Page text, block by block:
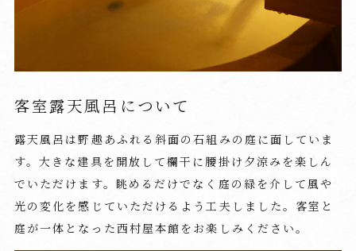
客室露天風呂について
露天風呂は野趣あふれる斜面の石組みの庭に面していま
す。大きな建具を開放して欄干に腰掛け夕涼みを楽しん
でいただけます。眺めるだけでなく庭の緑を介して風や
光の変化を感じていただけるよう工夫しました。客室と
庭が一体となった西村屋本館をお楽しみください。